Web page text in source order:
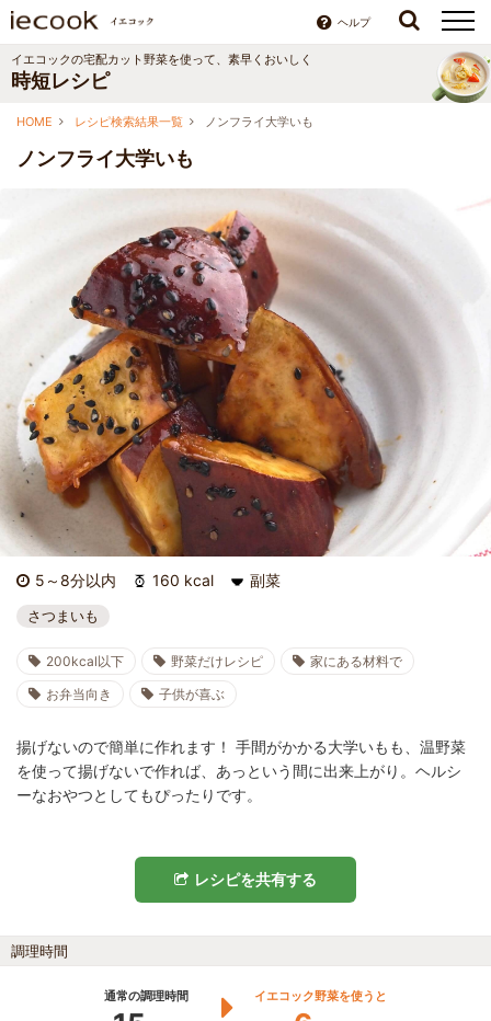
ヘルプ
イエコックの宅配カット野菜を使って、素早くおいしく
時短レシピ
HOME レシピ検索結果一覧 ノンフライ大学いも
ノンフライ大学いも
5～8分以内 160 kcal 副菜
さつまいも
200kcal以下 野菜だけレシピ
家にある材料で
お弁当向き
子供が喜ぶ
揚げないので簡単に作れます！ 手間がかかる大学いもも、温野菜
を使って揚げないで作れば、あっという間に出来上がり。ヘルシ
ーなおやつとしてもぴったりです。
レシピを共有する
調理時間
通常の調理時間 イエコック野菜を使うと